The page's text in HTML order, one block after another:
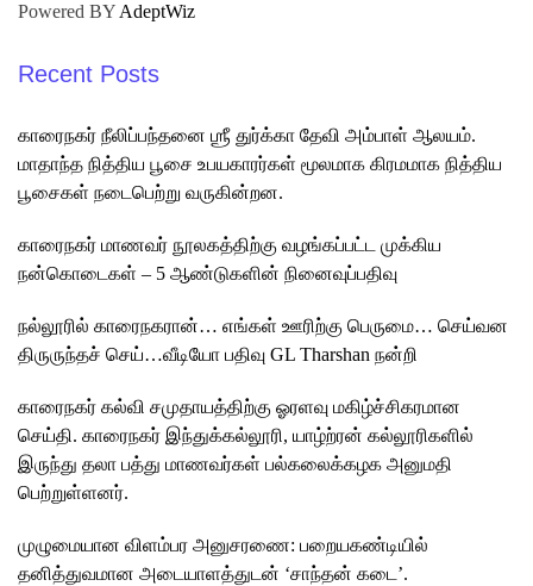
Powered BY AdeptWiz
Recent Posts
காரைநகர் நீலிப்பந்தனை ஶ்ரீ துர்க்கா தேவி அம்பாள் ஆலயம்.
மாதாந்த நித்திய பூசை உபயகாரர்கள் மூலமாக கிரமமாக நித்திய
பூசைகள் நடைபெற்று வருகின்றன.
காரைநகர் மாணவர் நூலகத்திற்கு வழங்கப்பட்ட முக்கிய
நன்கொடைகள் – 5 ஆண்டுகளின் நினைவுப்பதிவு
நல்லூரில் காரைநகரான்… எங்கள் ஊரிற்கு பெருமை… செய்வன
திருருந்தச் செய்…வீடியோ பதிவு GL Tharshan நன்றி
காரைநகர் கல்வி சமுதாயத்திற்கு ஓரளவு மகிழ்ச்சிகரமான
செய்தி. காரைநகர் இந்துக்கல்லூரி, யாழ்ற்ரன் கல்லூரிகளில்
இருந்து தலா பத்து மாணவர்கள் பல்கலைக்கழக அனுமதி
பெற்றுள்ளனர்.
முழுமையான விளம்பர அனுசரணை: பறையகண்டியில்
தனித்துவமான அடையாளத்துடன் ‘சாந்தன் கடை’.